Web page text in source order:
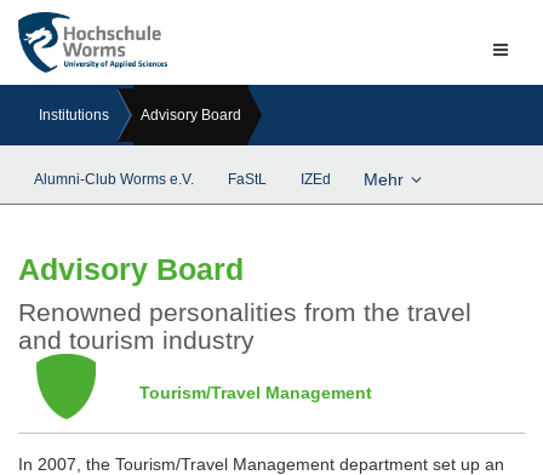
Institutions Advisory Board
Alumni-Club Worms e.V. FaStL IZEd Mehr
Advisory Board
Renowned personalities from the travel
and tourism industry
Tourism/Travel Management
In 2007, the Tourism/Travel Management department set up an